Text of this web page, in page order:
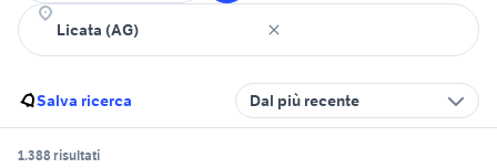
Salva ricerca Dal più recente
1.388 risultati